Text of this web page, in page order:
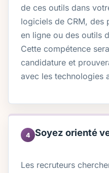
de ces outils dans
logiciels de CRM, des
en ligne ou des outils
Cette compétence
candidature et
avec les technologies
4 Soyez orienté
Les recruteurs